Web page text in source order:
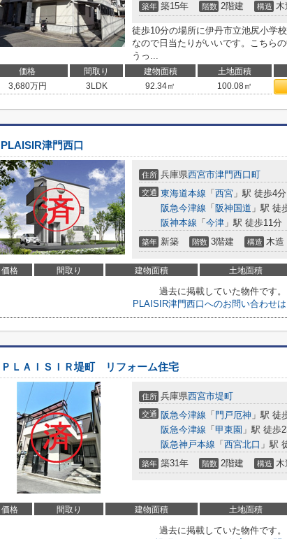
築年 築15年 階数 2階建 構造 木
徒歩10分の場所に伊丹市立池尻小学
なので日当たりがいいです。こちら
うっ...
価格 間取り 建物面積 土地面積
3,680万円 3LDK 92.34㎡ 100.08㎡
PLAISIR津門西口
住所 兵庫県西宮市津門西口町
交通 東海道本線 「 西宮 」駅 徒歩4分
阪急今津線 「 阪神国道 」駅 徒
阪神本線 「 今津 」駅 徒歩11分
築年 新築 階数 3階建 構造 木造
価格 間取り 建物面積 土地面積
過去に掲載していた物件です。
PLAISIR津門西口へのお問い合わせ
ＰＬＡＩＳＩＲ堤町 リフォーム住宅
住所 兵庫県西宮市堤町
交通 阪急今津線 「 門戸厄神 」駅 徒
阪急今津線 「 甲東園 」駅 徒歩
阪急神戸本線 「 西宮北口 」駅
築年 築31年 階数 2階建 構造 木
価格 間取り 建物面積 土地面積
過去に掲載していた物件です。